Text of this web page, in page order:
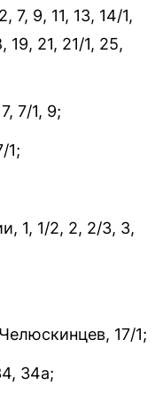
7, 9, 11, 13, 14/1,
19, 21, 21/1, 25,
7/1, 9;
1;
1, 1/2, 2, 2/3, 3,
17/1;
34а;